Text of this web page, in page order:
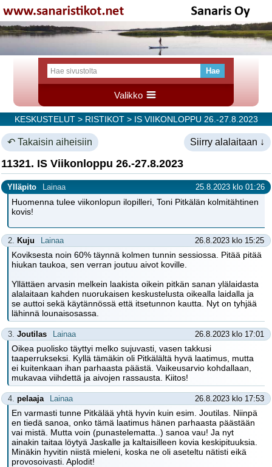
Valikko
KESKUSTELUT> RISTIKOT> IS VIIKONLOPPU 26.-27.8.2023
↶ Takaisin aiheisiin Siirry alalaitaan ↓
11321. IS Viikonloppu 26.-27.8.2023
Ylläpito Lainaa 25.8.2023 klo 01:26
Huomenna tulee viikonlopun ilopilleri, Toni Pitkälän kolmitähtinen
kovis!
2. Kuju Lainaa 26.8.2023 klo 15:25
Koviksesta noin 60% täynnä kolmen tunnin sessiossa. Pitää pitää
hiukan taukoa, sen verran joutuu aivot koville.
Yllättäen arvasin melkein laakista oikein pitkän sanan ylälaidasta
alalaitaan kahden nuorukaisen keskustelusta oikealla laidalla ja
se auttoi sekä käytännössä että itsetunnon kautta. Nyt on tyhjää
lähinnä lounaisosassa.
3. Joutilas Lainaa 26.8.2023 klo 17:01
Oikea puolisko täyttyi melko sujuvasti, vasen takkusi
taaperrukseksi. Kyllä tämäkin oli Pitkälältä hyvä laatimus, mutta
ei kuitenkaan ihan parhaasta päästä. Vaikeusarvio kohdallaan,
mukavaa viihdettä ja aivojen rassausta. Kiitos!
4. pelaaja Lainaa 26.8.2023 klo 17:53
En varmasti tunne Pitkälää yhtä hyvin kuin esim. Joutilas. Niinpä
en tiedä sanoa, onko tämä laatimus hänen parhaasta päästään
vai mistä. Mutta voin (punastelematta..) sanoa vau! Ja nyt
ainakin taitaa löytyä Jaskalle ja kaltaisilleen kovia keskipituuksia.
Minäkin hyvitin niistä mieleni, koska ne oli aseteltu nätisti eikä
provosoivasti. Aplodit!